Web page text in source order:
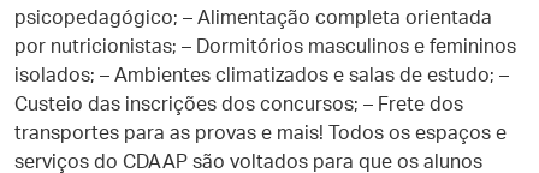
psicopedagógico; – Alimentação completa orientada
por nutricionistas; – Dormitórios masculinos e femininos
isolados; – Ambientes climatizados e salas de estudo; –
Custeio das inscrições dos concursos; – Frete dos
transportes para as provas e mais! Todos os espaços e
serviços do CDAAP são voltados para que os alunos